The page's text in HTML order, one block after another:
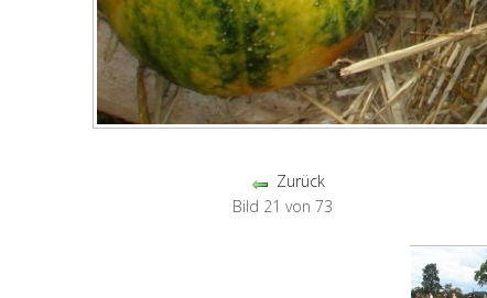
Zurück
Bild 21 von 73